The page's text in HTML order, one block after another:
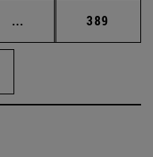
... Páginas intermedias
Página
389